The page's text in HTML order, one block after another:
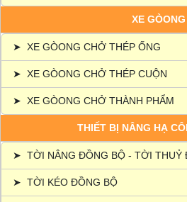
XE GÒONG
➤ XE GÒONG CHỞ THÉP ỐNG
➤ XE GÒONG CHỞ THÉP CUỘN
➤ XE GÒONG CHỞ THÀNH PHẨM
THIẾT BỊ NÂNG HẠ
➤ TỜI NÂNG ĐỒNG BỘ - TỜI THUỶ
➤ TỜI KÉO ĐỒNG BỘ